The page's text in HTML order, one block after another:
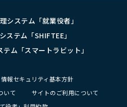
システム「就業役者」
ステム「SHIFTEE」
ム「スマートラビット」
情報セキュリティ基本方針
いて
サイトのご利用について